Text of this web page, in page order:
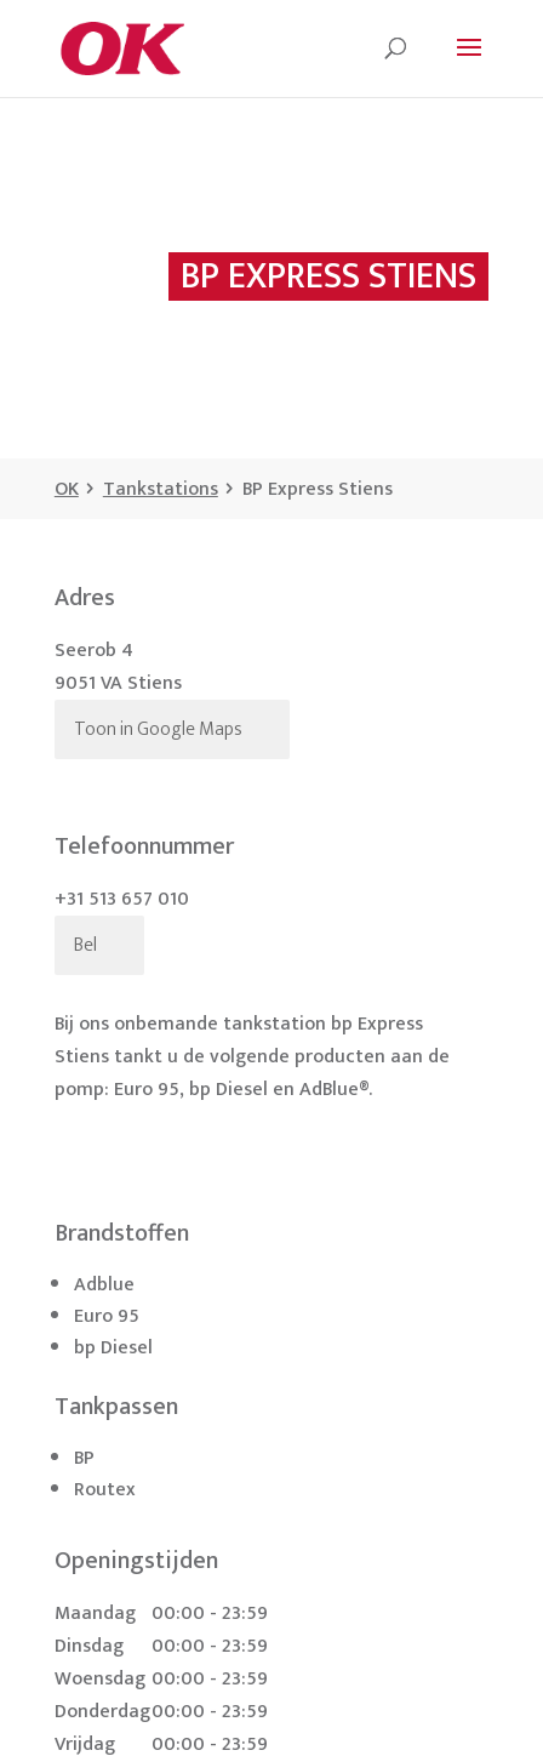
BP EXPRESS STIENS
OK Tankstations BP Express Stiens
Adres
Seerob 4
9051 VA Stiens
Toon in Google Maps
Telefoonnummer
+31 513 657 010
Bel
Bij ons onbemande tankstation bp Express
Stiens tankt u de volgende producten aan de
pomp: Euro 95, bp Diesel en AdBlue®.
Brandstoffen
Adblue
Euro 95
bp Diesel
Tankpassen
BP
Routex
Openingstijden
Maandag 00:00 - 23:59
Dinsdag
00:00 - 23:59
Woensdag 00:00 - 23:59
Donderdag00:00 - 23:59
Vrijdag
00:00 - 23:59